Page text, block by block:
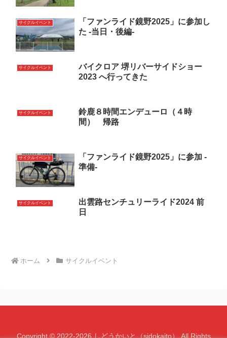
サイクルイベント
「ファンライド鏡野2025」に参加し
た -当日・後編-
サイクルイベント
バイクロア 堺リバーサイドショー
2023 へ行ってきた
サイクルイベント
鈴鹿８時間エンデューロ（４時
間） 帰路
サイクルイベント
「ファンライド鏡野2025」に参加 -
準備-
サイクルイベント
出雲路センチュリーライド2024 前
日
ホーム サイクルイベント
Copyright © 2022-2026 しどうかいと（sidokaito） All Rights